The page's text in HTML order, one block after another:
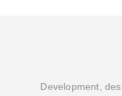
Development,